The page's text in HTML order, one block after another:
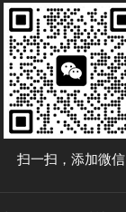
扫一扫，添加微信